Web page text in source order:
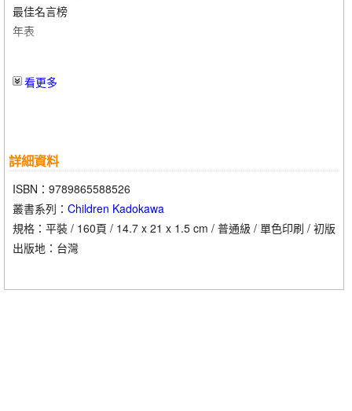
最佳名言榜
年表
看更多
詳細資料
ISBN：9789865588526
叢書系列： Children Kadokawa
規格：平裝 / 160頁 / 14.7 x 21 x 1.5 cm / 普通級 / 單色印刷 / 初版
出版地：台灣